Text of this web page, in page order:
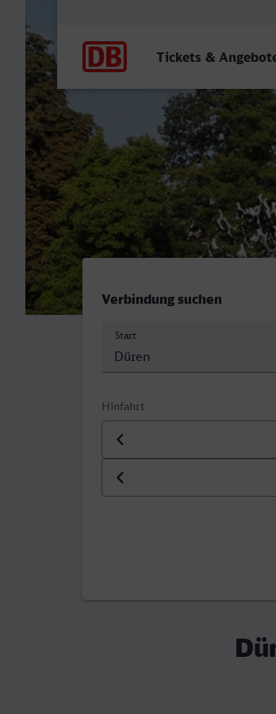
Tickets &
Düren - Mannheim
Verbindung suchen
Start
Hinfahrt
Datum der Hinfahrt
Uhrzeit der Hinfahrt